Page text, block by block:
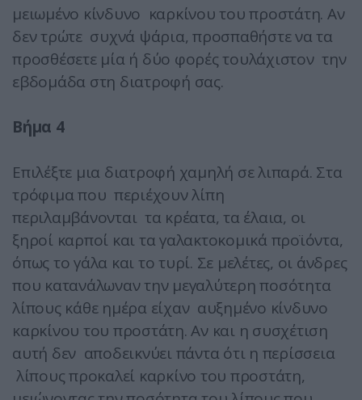
μειωμένο κίνδυνο καρκίνου του προστάτη. Αν
δεν τρώτε συχνά ψάρια, προσπαθήστε να τα
προσθέσετε μία ή δύο φορές τουλάχιστον την
εβδομάδα στη διατροφή σας.
Βήμα 4
Επιλέξτε μια διατροφή χαμηλή σε λιπαρά. Στα
τρόφιμα που περιέχουν λίπη
περιλαμβάνονται τα κρέατα, τα έλαια, οι
ξηροί καρποί και τα γαλακτοκομικά προϊόντα,
όπως το γάλα και το τυρί. Σε μελέτες, οι άνδρες
που κατανάλωναν την μεγαλύτερη ποσότητα
λίπους κάθε ημέρα είχαν αυξημένο κίνδυνο
καρκίνου του προστάτη. Αν και η συσχέτιση
αυτή δεν αποδεικνύει πάντα ότι η περίσσεια
λίπους προκαλεί καρκίνο του προστάτη,